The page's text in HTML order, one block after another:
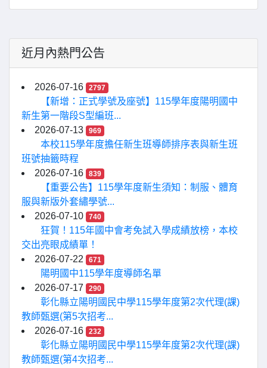
近月內熱門公告
2026-07-16 2797
【新增：正式學號及座號】115學年度陽明國中
新生第一階段S型編班...
2026-07-13
969
本校115學年度擔任新生班導師排序表與新生班
班號抽籤時程
2026-07-16
839
【重要公告】115學年度新生須知：制服、體育
服與新版外套繡學號...
2026-07-10
740
狂賀！115年國中會考免試入學成績放榜，本校
交出亮眼成績單！
2026-07-22
671
陽明國中115學年度導師名單
2026-07-17
290
彰化縣立陽明國民中學115學年度第2次代理(課)
教師甄選(第5次招考...
2026-07-16
232
彰化縣立陽明國民中學115學年度第2次代理(課)
教師甄選(第4次招考...